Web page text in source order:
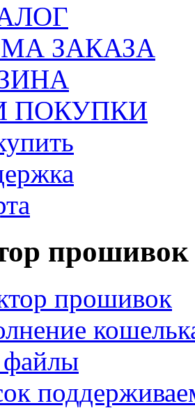
ЗАКАЗА
ПОКУПКИ
прошивок
прошивок